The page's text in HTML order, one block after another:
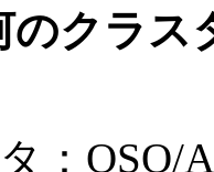
のクラス
：QSO/